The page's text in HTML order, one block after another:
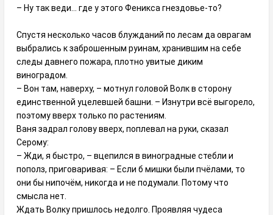
– Ну так веди… где у этого Феникса гнездовье-то?
Спустя несколько часов блужданий по лесам да оврагам
выбрались к заброшенным руинам, хранившим на себе
следы давнего пожара, плотно увитые диким
виноградом.
– Вон там, наверху, – мотнул головой Волк в сторону
единственной уцелевшей башни. – Изнутри всё выгорело,
поэтому вверх только по растениям.
Ваня задрал голову вверх, поплевал на руки, сказал
Серому:
– Жди, я быстро, – вцепился в виноградные стебли и
пополз, приговаривая: – Если б мишки были пчёлами, то
они бы нипочём, никогда и не подумали. Потому что
смысла нет.
Ждать Волку пришлось недолго. Проявляя чудеса